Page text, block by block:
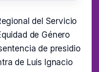
del Servicio
de Género
de presidio
de Luis Ignacio